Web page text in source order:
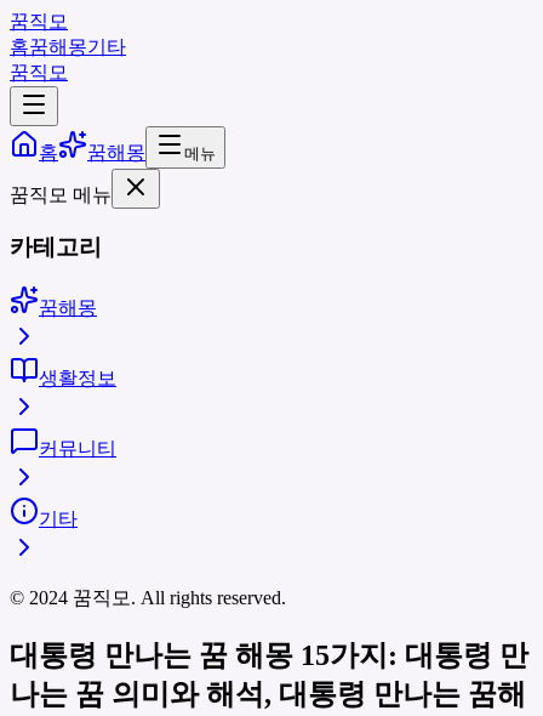
꿈직모
홈꿈해몽기타
꿈직모
홈 꿈해몽 메뉴
꿈직모 메뉴
카테고리
꿈해몽
생활정보
커뮤니티
기타
© 2024 꿈직모. All rights reserved.
대통령 만나는 꿈 해몽 15가지: 대통령 만
나는 꿈 의미와 해석, 대통령 만나는 꿈해